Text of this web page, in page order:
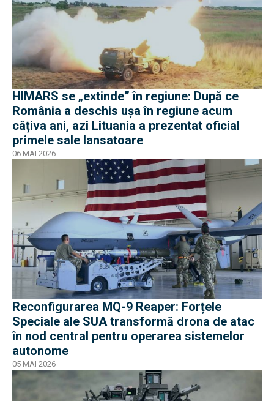
HIMARS se „extinde” în regiune: După ce
România a deschis ușa în regiune acum
câțiva ani, azi Lituania a prezentat oficial
primele sale lansatoare
06 MAI 2026
Reconfigurarea MQ-9 Reaper: Forțele
Speciale ale SUA transformă drona de atac
în nod central pentru operarea sistemelor
autonome
05 MAI 2026